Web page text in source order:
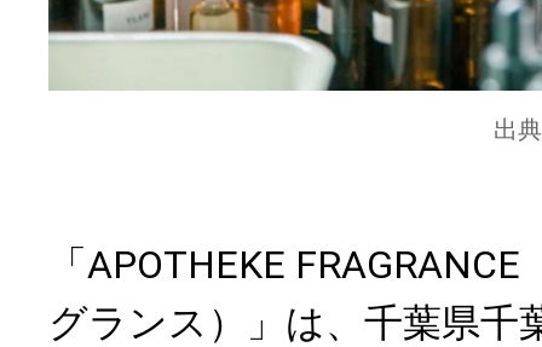
出
「APOTHEKE
グランス）」は、千葉県千